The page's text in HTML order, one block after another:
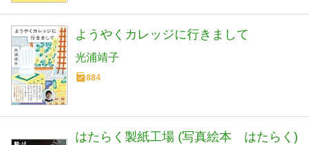
ようやくカレッジに行きまして
光浦靖子
884
はたらく製紙工場 (写真絵本 はたらく)